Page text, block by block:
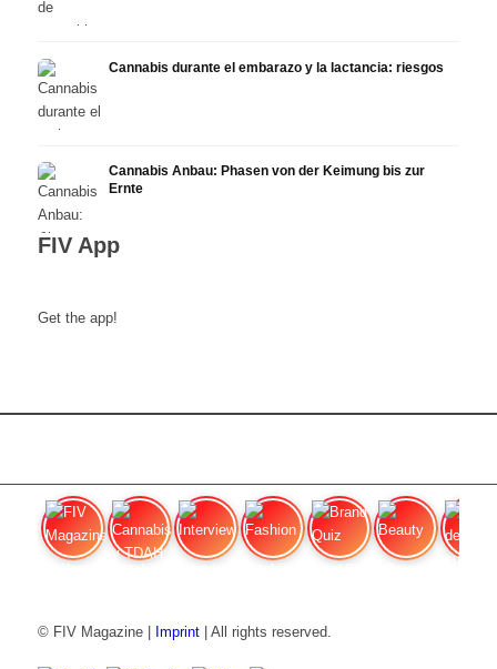
Cannabis durante el embarazo y la lactancia: riesgos
Cannabis Anbau: Phasen von der Keimung bis zur
Ernte
FIV App
Get the app!
© FIV Magazine | Imprint| All rights reserved.